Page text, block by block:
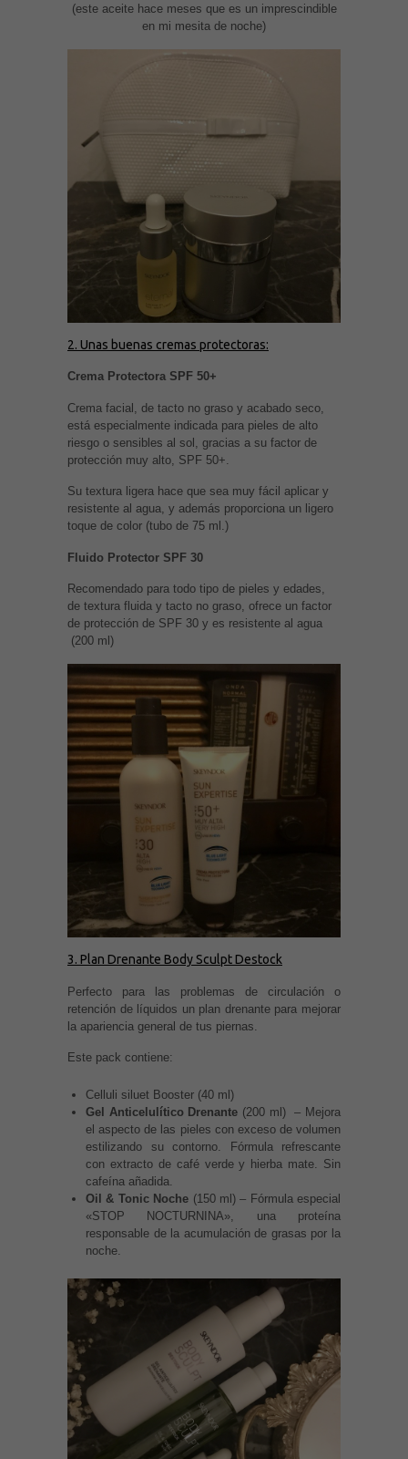
(este aceite hace meses que es un imprescindible
en mi mesita de noche)
2. Unas buenas cremas protectoras:
Crema Protectora SPF 50+
Crema facial, de tacto no graso y acabado seco,
está especialmente indicada para pieles de alto
riesgo o sensibles al sol, gracias a su factor de
protección muy alto, SPF 50+.
Su textura ligera hace que sea muy fácil aplicar y
resistente al agua, y además proporciona un ligero
toque de color (tubo de 75 ml.)
Fluido Protector SPF 30
Recomendado para todo tipo de pieles y edades,
de textura fluida y tacto no graso, ofrece un factor
de protección de SPF 30 y es resistente al agua
(200 ml)
3. Plan Drenante Body Sculpt Destock
Perfecto para las problemas de circulación o
retención de líquidos un plan drenante para mejorar
la apariencia general de tus piernas.
Este pack contiene:
Celluli siluet Booster (40 ml)
Gel Anticelulítico Drenante (200 ml) – Mejora
el aspecto de las pieles con exceso de volumen
estilizando su contorno. Fórmula refrescante
con extracto de café verde y hierba mate. Sin
cafeína añadida.
Oil & Tonic Noche (150 ml) – Fórmula especial
«STOP NOCTURNINA», una proteína
responsable de la acumulación de grasas por la
noche.